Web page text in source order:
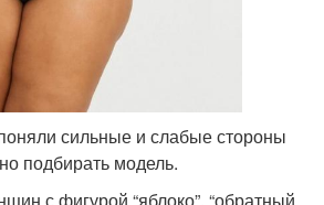
сильные и слабые стороны
подбирать модель.